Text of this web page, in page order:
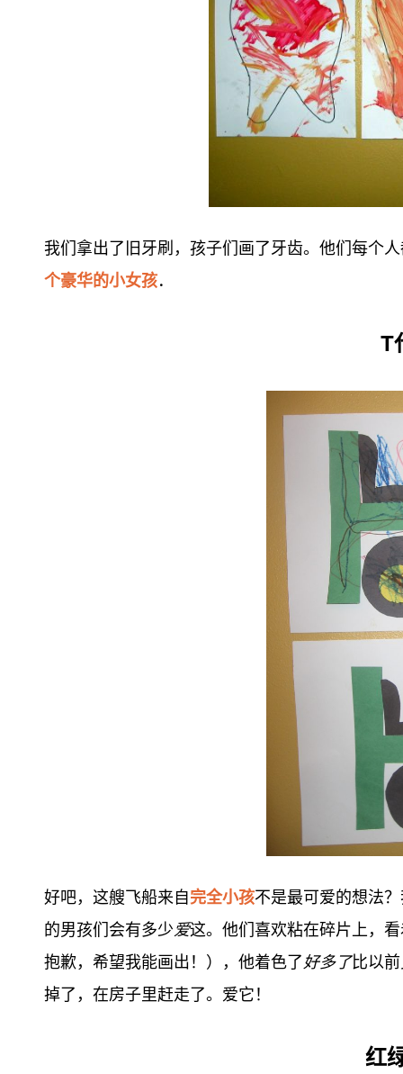
我们拿出了旧牙刷，孩子们画了牙齿。他们每个
个豪华的小女孩．
T
好吧，这艘飞船来自完全小孩不是最可爱的想法
的男孩们会有多少爱这。他们喜欢粘在碎片上，
抱歉，希望我能画出！），他着色了好多了比以
掉了，在房子里赶走了。爱它！
红